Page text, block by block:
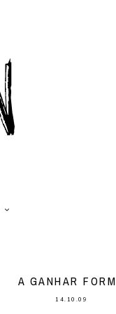
A GANHAR
14.10.09